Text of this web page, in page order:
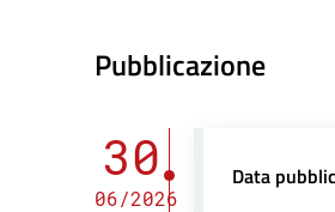
Pubblicazione
30
06/2026
Data